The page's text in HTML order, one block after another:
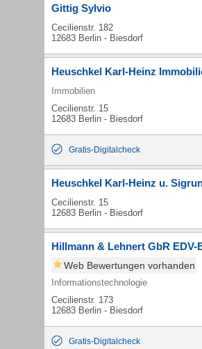
Gittig Sylvio
Cecilienstr. 182
12683 Berlin - Biesdorf
Heuschkel Karl-Heinz
Immobilien
Cecilienstr. 15
12683 Berlin - Biesdorf
Gratis-Digitalcheck
Heuschkel Karl-Heinz u.
Cecilienstr. 15
12683 Berlin - Biesdorf
Hillmann & Lehnert GbR EDV-
Web Bewertungen vorhanden
Informationstechnologie
Cecilienstr. 173
12683 Berlin - Biesdorf
Gratis-Digitalcheck